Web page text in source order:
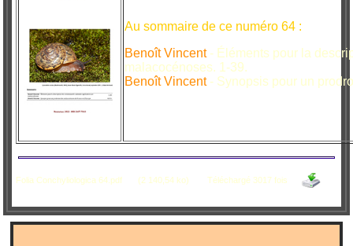
Au sommaire de ce numéro 64 :
Benoît Vincent- Éléments pour la
malacocénoses. 1-39.
Benoît Vincent - Synopsis pour un
Folia Conchyliologica 64.pdf (2 140,54 ko) Téléchargé 3017 fois